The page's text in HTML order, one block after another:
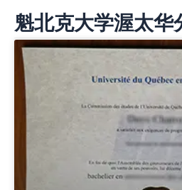
魁北克大学渥太华